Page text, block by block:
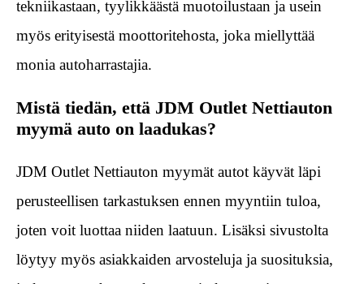
tekniikastaan, tyylikkäästä muotoilustaan ja usein
myös erityisestä moottoritehosta, joka miellyttää
monia autoharrastajia.
Mistä tiedän, että JDM Outlet Nettiauton
myymä auto on laadukas?
JDM Outlet Nettiauton myymät autot käyvät läpi
perusteellisen tarkastuksen ennen myyntiin tuloa,
joten voit luottaa niiden laatuun. Lisäksi sivustolta
löytyy myös asiakkaiden arvosteluja ja suosituksia,